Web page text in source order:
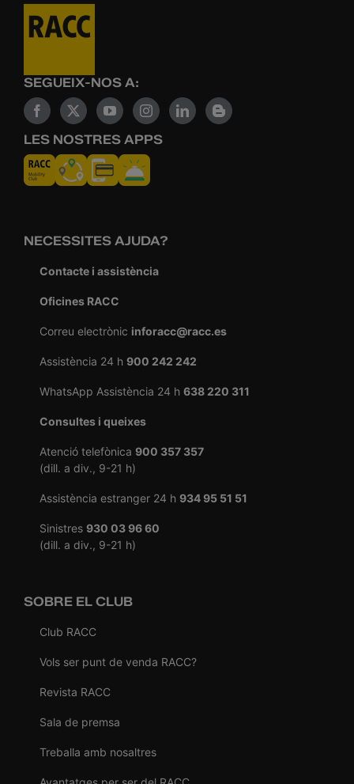
SEGUEIX-NOS A:
LES NOSTRES APPS
NECESSITES AJUDA?
Contacte i assistència
Oficines RACC
Correu electrònic inforacc@racc.es
Assistència 24 h 900 242 242
WhatsApp Assistència 24 h 638 220 311
Consultes i queixes
Atenció telefònica 900 357 357
(dill. a div., 9-21 h)
Assistència estranger 24 h 934 95 51 51
Sinistres 930 03 96 60
(dill. a div., 9-21 h)
SOBRE EL CLUB
Club RACC
Vols ser punt de venda RACC?
Revista RACC
Sala de premsa
Treballa amb nosaltres